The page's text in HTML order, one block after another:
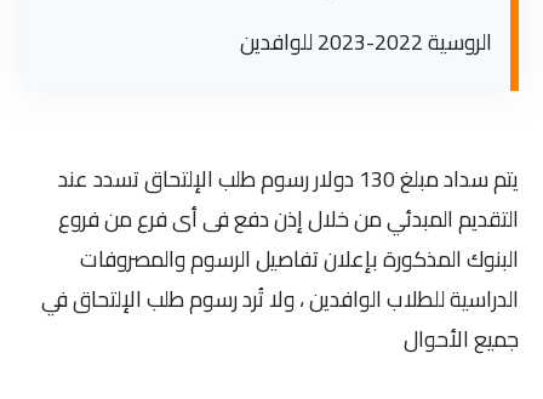
الروسية 2022-2023 للوافدين
يتم سداد مبلغ 130 دولار رسوم طلب الإلتحاق تسدد عند
التقديم المبدئي من خلال إذن دفع فى أى فرع من فروع
البنوك المذكورة بإعلان تفاصيل الرسوم والمصروفات
الدراسية للطلاب الوافدين ، ولا تُرد رسوم طلب الإلتحاق في
جميع الأحوال